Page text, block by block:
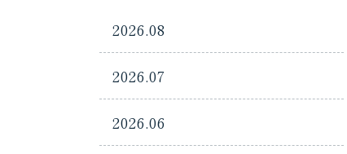
2026.08
2026.07
2026.06